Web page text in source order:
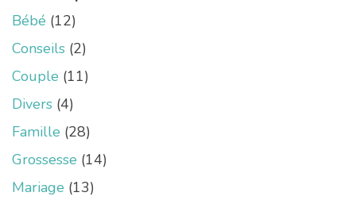
Bébé (12)
Conseils (2)
Couple (11)
Divers (4)
Famille (28)
Grossesse (14)
Mariage (13)